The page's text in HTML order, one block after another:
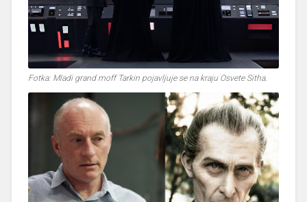
Fotka: Mladi grand moff Tarkin pojavljuje se na kraju Osvete Sitha.